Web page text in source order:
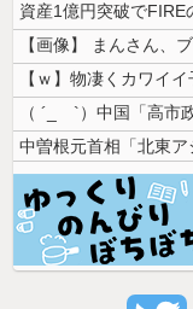
【ｗ】物凄くカワイ
中曽根元首相「北東